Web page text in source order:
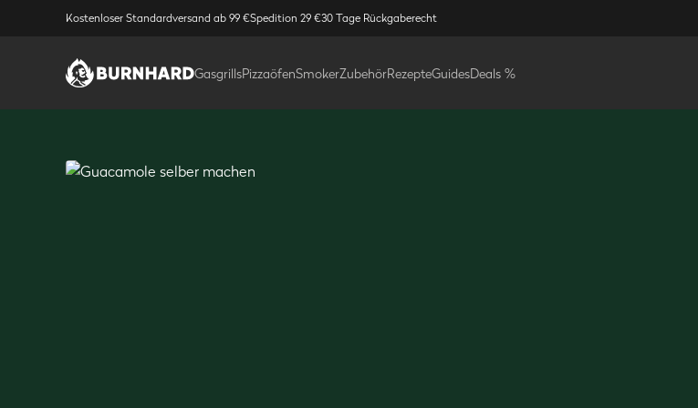
Kostenloser Standardversand ab 99 €Spedition 29 €30 Tage Rückgaberecht
GasgrillsPizzaöfenSmokerZubehörRezepteGuidesDeals %